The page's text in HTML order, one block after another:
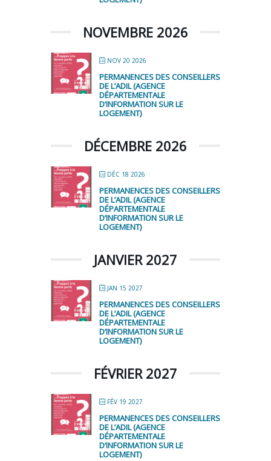
NOVEMBRE 2026
NOV 20 2026
PERMANENCES DES CONSEILLERS
DE L’ADIL (AGENCE
DÉPARTEMENTALE
D’INFORMATION SUR LE
LOGEMENT)
DÉCEMBRE 2026
DÉC 18 2026
PERMANENCES DES CONSEILLERS
DE L’ADIL (AGENCE
DÉPARTEMENTALE
D’INFORMATION SUR LE
LOGEMENT)
JANVIER 2027
JAN 15 2027
PERMANENCES DES CONSEILLERS
DE L’ADIL (AGENCE
DÉPARTEMENTALE
D’INFORMATION SUR LE
LOGEMENT)
FÉVRIER 2027
FÉV 19 2027
PERMANENCES DES CONSEILLERS
DE L’ADIL (AGENCE
DÉPARTEMENTALE
D’INFORMATION SUR LE
LOGEMENT)